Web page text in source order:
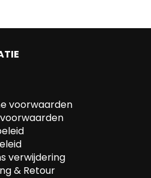
voorwaarden
verwijdering
& Retour